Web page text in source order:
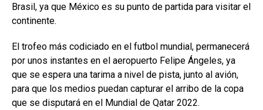
Brasil, ya que México es su punto de partida para visitar el
continente.
El trofeo más codiciado en el futbol mundial, permanecerá
por unos instantes en el aeropuerto Felipe Ángeles, ya
que se espera una tarima a nivel de pista, junto al avión,
para que los medios puedan capturar el arribo de la copa
que se disputará en el Mundial de Qatar 2022.